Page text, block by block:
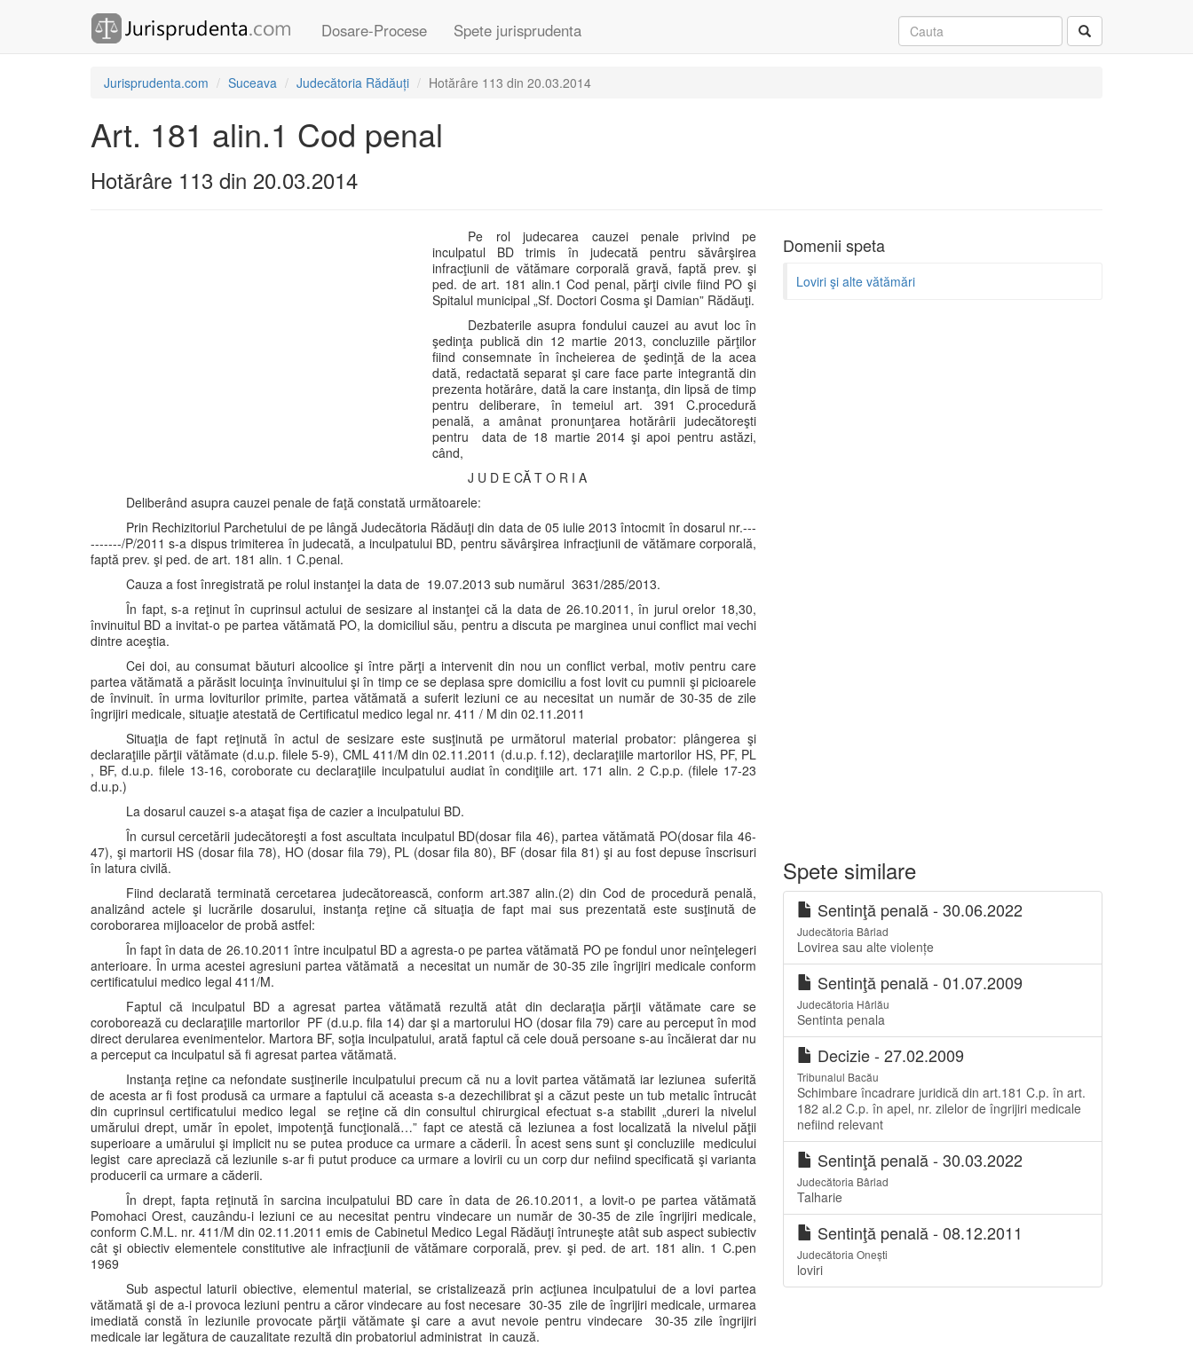
Dosare-Procese Spete jurisprudenta
Jurisprudenta.com Suceava Judecătoria Rădăuți Hotărâre 113 din 20.03.2014
Art. 181 alin.1 Cod penal
Hotărâre 113 din 20.03.2014
Pe rol judecarea cauzei penale privind pe
inculpatul BD trimis în judecată pentru săvârşirea
infracţiunii de vătămare corporală gravă, faptă prev. şi
ped. de art. 181 alin.1 Cod penal, părţi civile fiind PO şi
Spitalul municipal „Sf. Doctori Cosma şi Damian” Rădăuţi.
Dezbaterile asupra fondului cauzei au avut loc în
şedinţa publică din 12 martie 2013, concluziile părţilor
fiind consemnate în încheierea de şedinţă de la acea
dată, redactată separat şi care face parte integrantă din
prezenta hotărâre, dată la care instanţa, din lipsă de timp
pentru deliberare, în temeiul art. 391 C.procedură
penală, a amânat pronunţarea hotărârii judecătoreşti
pentru data de 18 martie 2014 şi apoi pentru astăzi,
când,
J U D E CĂ T O R I A
Deliberând asupra cauzei penale de faţă constată următoarele:
Prin Rechizitoriul Parchetului de pe lângă Judecătoria Rădăuţi din data de 05 iulie 2013 întocmit în dosarul nr.---
-------/P/2011 s-a dispus trimiterea în judecată, a inculpatului BD, pentru săvârşirea infracţiunii de vătămare corporală,
faptă prev. şi ped. de art. 181 alin. 1 C.penal.
Cauza a fost înregistrată pe rolul instanţei la data de 19.07.2013 sub numărul 3631/285/2013.
În fapt, s-a reţinut în cuprinsul actului de sesizare al instanţei că la data de 26.10.2011, în jurul orelor 18,30,
învinuitul BD a invitat-o pe partea vătămată PO, la domiciliul său, pentru a discuta pe marginea unui conflict mai vechi
dintre aceştia.
Cei doi, au consumat băuturi alcoolice şi între părţi a intervenit din nou un conflict verbal, motiv pentru care
partea vătămată a părăsit locuinţa învinuitului şi în timp ce se deplasa spre domiciliu a fost lovit cu pumnii şi picioarele
de învinuit. în urma loviturilor primite, partea vătămată a suferit leziuni ce au necesitat un număr de 30-35 de zile
îngrijiri medicale, situaţie atestată de Certificatul medico legal nr. 411 / M din 02.11.2011
Situaţia de fapt reţinută în actul de sesizare este susţinută pe următorul material probator: plângerea şi
declaraţiile părţii vătămate (d.u.p. filele 5-9), CML 411/M din 02.11.2011 (d.u.p. f.12), declaraţiile martorilor HS, PF, PL
, BF, d.u.p. filele 13-16, coroborate cu declaraţiile inculpatului audiat în condiţiile art. 171 alin. 2 C.p.p. (filele 17-23
d.u.p.)
La dosarul cauzei s-a ataşat fişa de cazier a inculpatului BD.
În cursul cercetării judecătoreşti a fost ascultata inculpatul BD(dosar fila 46), partea vătămată PO(dosar fila 46-
47), şi martorii HS (dosar fila 78), HO (dosar fila 79), PL (dosar fila 80), BF (dosar fila 81) şi au fost depuse înscrisuri
în latura civilă.
Fiind declarată terminată cercetarea judecătorească, conform art.387 alin.(2) din Cod de procedură penală,
analizând actele şi lucrările dosarului, instanţa reţine că situaţia de fapt mai sus prezentată este susţinută de
coroborarea mijloacelor de probă astfel:
În fapt în data de 26.10.2011 între inculpatul BD a agresta-o pe partea vătămată PO pe fondul unor neînţelegeri
anterioare. În urma acestei agresiuni partea vătămată a necesitat un număr de 30-35 zile îngrijiri medicale conform
certificatului medico legal 411/M.
Faptul că inculpatul BD a agresat partea vătămată rezultă atât din declaraţia părţii vătămate care se
coroborează cu declaraţiile martorilor PF (d.u.p. fila 14) dar şi a martorului HO (dosar fila 79) care au perceput în mod
direct derularea evenimentelor. Martora BF, soţia inculpatului, arată faptul că cele două persoane s-au încăierat dar nu
a perceput ca inculpatul să fi agresat partea vătămată.
Instanţa reţine ca nefondate susţinerile inculpatului precum că nu a lovit partea vătămată iar leziunea suferită
de acesta ar fi fost produsă ca urmare a faptului că aceasta s-a dezechilibrat şi a căzut peste un tub metalic întrucât
din cuprinsul certificatului medico legal se reţine că din consultul chirurgical efectuat s-a stabilit „dureri la nivelul
umărului drept, umăr în epolet, impotenţă funcţională…” fapt ce atestă că leziunea a fost localizată la nivelul păţii
superioare a umărului şi implicit nu se putea produce ca urmare a căderii. În acest sens sunt şi concluziile medicului
legist care apreciază că leziunile s-ar fi putut produce ca urmare a lovirii cu un corp dur nefiind specificată şi varianta
producerii ca urmare a căderii.
În drept, fapta reţinută în sarcina inculpatului BD care în data de 26.10.2011, a lovit-o pe partea vătămată
Pomohaci Orest, cauzându-i leziuni ce au necesitat pentru vindecare un număr de 30-35 de zile îngrijiri medicale,
conform C.M.L. nr. 411/M din 02.11.2011 emis de Cabinetul Medico Legal Rădăuţi întruneşte atât sub aspect subiectiv
cât şi obiectiv elementele constitutive ale infracţiunii de vătămare corporală, prev. şi ped. de art. 181 alin. 1 C.pen
1969
Sub aspectul laturii obiective, elementul material, se cristalizează prin acţiunea inculpatului de a lovi partea
vătămată şi de a-i provoca leziuni pentru a căror vindecare au fost necesare 30-35 zile de îngrijiri medicale, urmarea
imediată constă în leziunile provocate părţii vătămate şi care a avut nevoie pentru vindecare 30-35 zile îngrijiri
medicale iar legătura de cauzalitate rezultă din probatoriul administrat in cauză.
Domenii speta
Loviri şi alte vătămări
Spete similare
Sentinţă penală - 30.06.2022
Judecătoria Bârlad
Lovirea sau alte violențe
Sentinţă penală - 01.07.2009
Judecătoria Hârlău
Sentinta penala
Decizie - 27.02.2009
Tribunalul Bacău
Schimbare încadrare juridică din art.181 C.p. în art.
182 al.2 C.p. în apel, nr. zilelor de îngrijiri medicale
nefiind relevant
Sentinţă penală - 30.03.2022
Judecătoria Bârlad
Talharie
Sentinţă penală - 08.12.2011
Judecătoria Onești
loviri